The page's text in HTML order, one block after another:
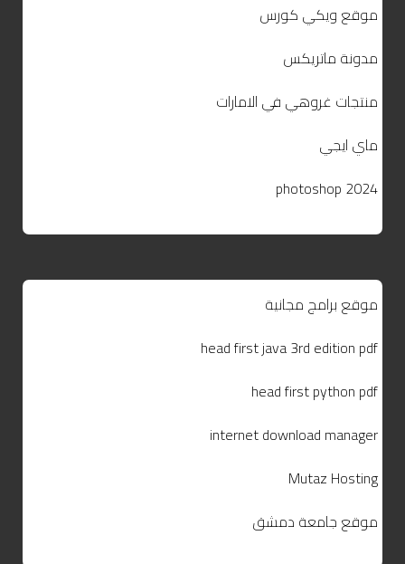
موقع ويكي كورس
مدونة ماتريكس
منتجات غروهي في الامارات
ماي ايجي
photoshop 2024
موقع برامج مجانية
head first java 3rd edition pdf
head first python pdf
internet download manager
Mutaz Hosting
موقع جامعة دمشق